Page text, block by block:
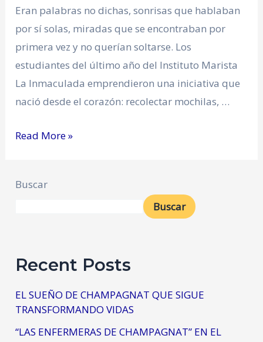
Eran palabras no dichas, sonrisas que hablaban
por sí solas, miradas que se encontraban por
primera vez y no querían soltarse. Los
estudiantes del último año del Instituto Marista
La Inmaculada emprendieron una iniciativa que
nació desde el corazón: recolectar mochilas, …
Read More »
Buscar
Buscar
Recent Posts
EL SUEÑO DE CHAMPAGNAT QUE SIGUE
TRANSFORMANDO VIDAS
“LAS ENFERMERAS DE CHAMPAGNAT” EN EL